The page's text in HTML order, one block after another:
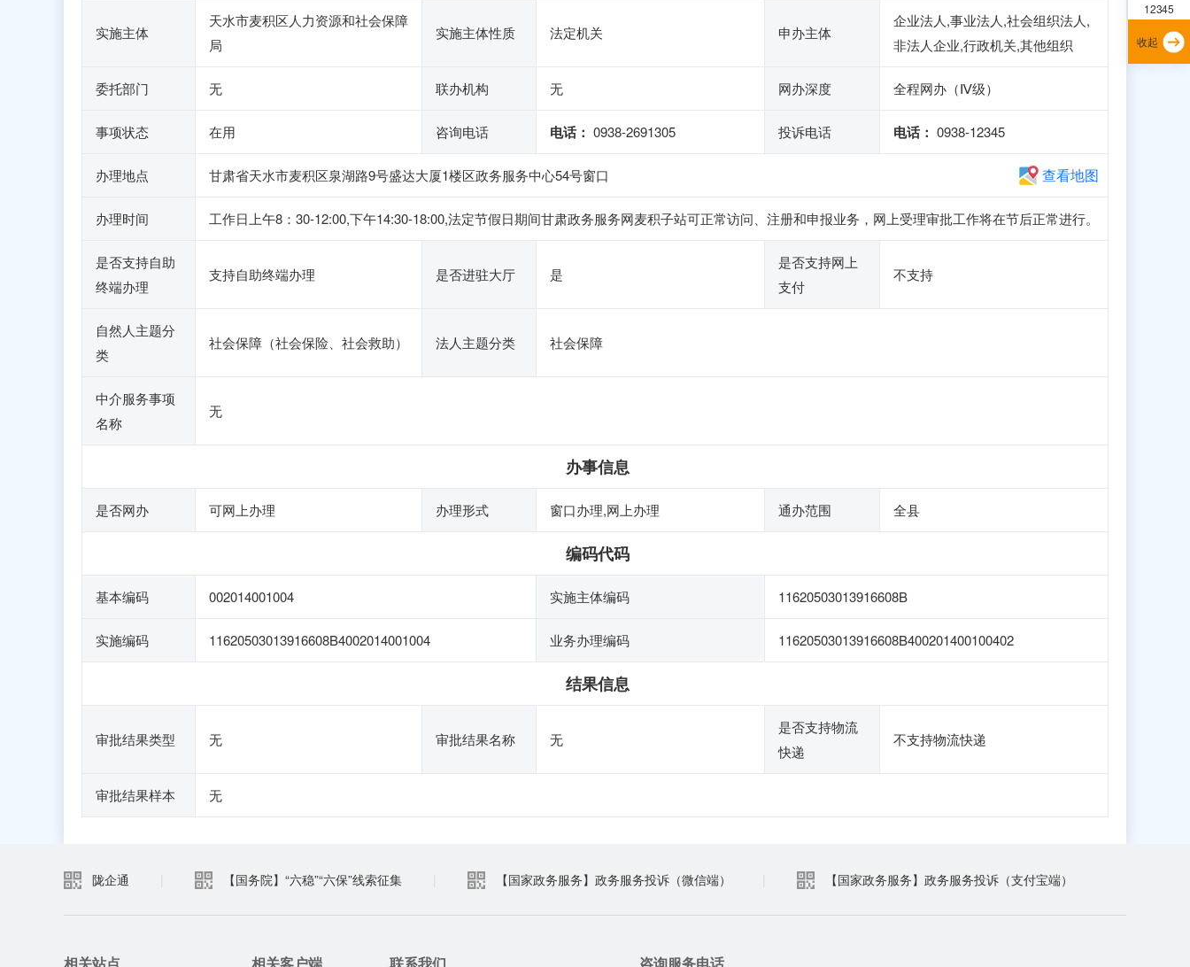
实施主体
天水市麦积区人力资源和社会保障
局
实施主体性质 法定机关 申办主体
企业法人,事业法人,社会组织法人,
非法人企业,行政机关,其他组织
委托部门 无 联办机构 无 网办深度 全程网办（Ⅳ级）
事项状态 在用 咨询电话 电话： 0938-2691305 投诉电话 电话： 0938-12345
办理地点 甘肃省天水市麦积区泉湖路9号盛达大厦1楼区政务服务中心54号窗口 查看地图
办理时间 工作日上午8：30-12:00,下午14:30-18:00,法定节假日期间甘肃政务服务网麦积子站可正常访问、注册和申报业务，网上受理审批工作将在节后正常进行。
是否支持自助
终端办理
支持自助终端办理 是否进驻大厅 是
是否支持网上
支付
不支持
自然人主题分
类
社会保障（社会保险、社会救助） 法人主题分类 社会保障
中介服务事项
名称
无
办事信息
是否网办 可网上办理 办理形式 窗口办理,网上办理 通办范围 全县
编码代码
基本编码 002014001004 实施主体编码 11620503013916608B
实施编码 11620503013916608B4002014001004 业务办理编码 11620503013916608B400201400100402
结果信息
审批结果类型 无 审批结果名称 无
是否支持物流
快递
不支持物流快递
审批结果样本 无
陇企通 【国务院】“六稳”“六保”线索征集 【国家政务服务】政务服务投诉（微信端） 【国家政务服务】政务服务投诉（支付宝端）
12345
收起